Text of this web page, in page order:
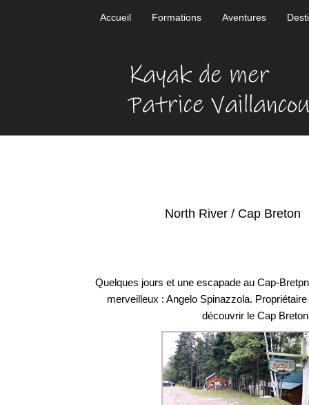
Accueil Formations Aventures
North River / Cap Breton
Quelques jours et une escapade au Cap-
merveilleux : Angelo Spinazzola.
découvrir le Cap